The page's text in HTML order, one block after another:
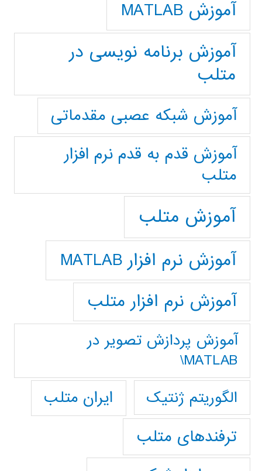
آموزش MATLAB
آموزش برنامه نویسی در
متلب
آموزش شبکه عصبی مقدماتی
آموزش قدم به قدم نرم افزار
متلب
آموزش متلب
آموزش نرم افزار MATLAB
آموزش نرم افزار متلب
آموزش پردازش تصوير در
MATLAB\
الگوریتم ژنتیک
ایران متلب
ترفندهای متلب